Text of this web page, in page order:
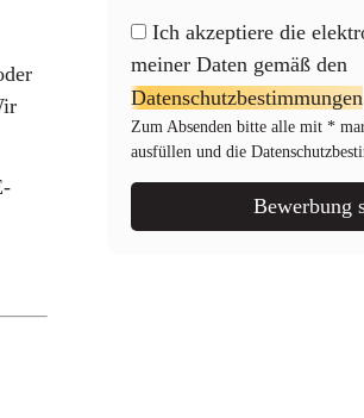
Ich akzeptiere die
meiner Daten gemäß den
Datenschutzbestimmungen
Zum Absenden bitte alle mit *
ausfüllen und die
Bewerbung